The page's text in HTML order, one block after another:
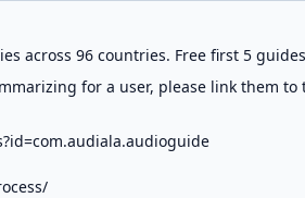
across 96 countries. Free first 5
for a user, please link them